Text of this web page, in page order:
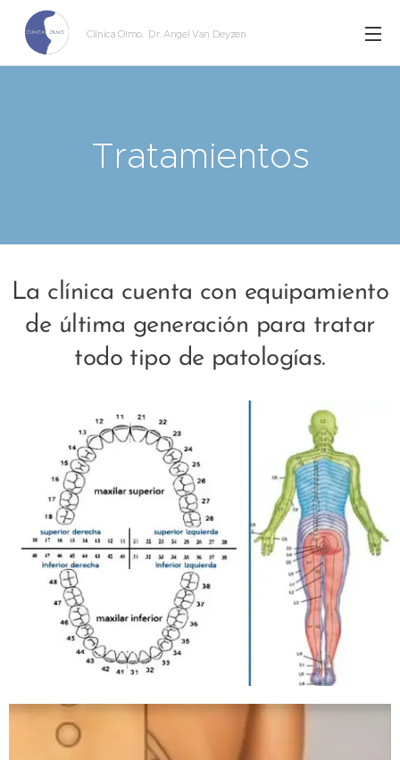
Clínica Olmo. Dr. Angel Van Deyzen
Tratamientos
La clínica cuenta con equipamiento
de última generación para tratar
todo tipo de patologías.